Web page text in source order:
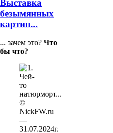
Выставка
безымянных
картин...
... зачем это? Что
бы что?